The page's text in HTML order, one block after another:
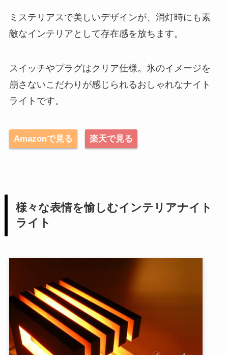
ミステリアスで美しいデザインが、消灯時にも素
敵なインテリアとして存在感を放ちます。
スイッチやプラグはクリア仕様。氷のイメージを
崩さないこだわりが感じられるおしゃれなナイト
ライトです。
Amazonで見る 楽天で見る
様々な表情を愉しむインテリアナイト
ライト